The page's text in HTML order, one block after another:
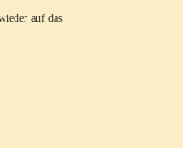
auf das